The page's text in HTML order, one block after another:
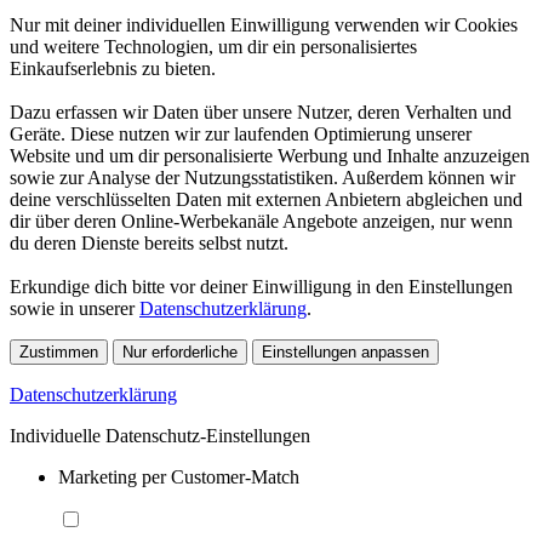
Nur mit deiner individuellen Einwilligung verwenden wir Cookies
und weitere Technologien, um dir ein personalisiertes
Einkaufserlebnis zu bieten.
Dazu erfassen wir Daten über unsere Nutzer, deren Verhalten und
Geräte. Diese nutzen wir zur laufenden Optimierung unserer
Website und um dir personalisierte Werbung und Inhalte anzuzeigen
sowie zur Analyse der Nutzungsstatistiken. Außerdem können wir
deine verschlüsselten Daten mit externen Anbietern abgleichen und
dir über deren Online-Werbekanäle Angebote anzeigen, nur wenn
du deren Dienste bereits selbst nutzt.
Erkundige dich bitte vor deiner Einwilligung in den Einstellungen
sowie in unsererDatenschutzerklärung.
Zustimmen Nur erforderliche Einstellungen anpassen
Datenschutzerklärung
Individuelle Datenschutz-Einstellungen
Marketing per Customer-Match